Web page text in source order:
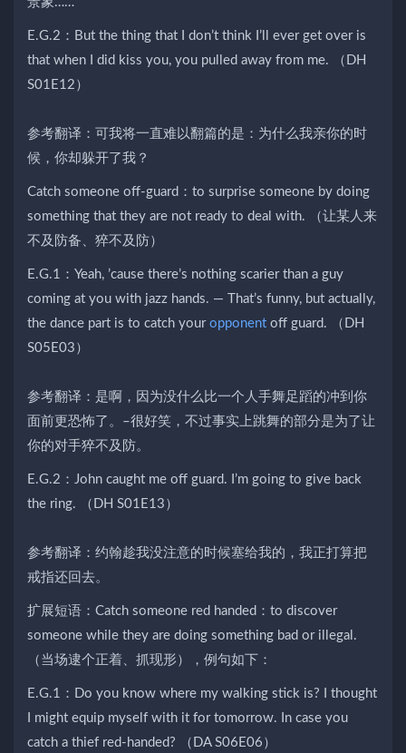
E.G.2：But the thing that I don’t think I’ll ever get over is
that when I did kiss you, you pulled away from me. （DH
S01E12）
参考翻译：可我将一直难以翻篇的是：为什么我亲你的时
候，你却躲开了我？
Catch someone off-guard：to surprise someone by doing
something that they are not ready to deal with. （让某人来
不及防备、猝不及防）
E.G.1：Yeah, ’cause there’s nothing scarier than a guy
coming at you with jazz hands. — That’s funny, but actually,
the dance part is to catch your opponent off guard. （DH
S05E03）
参考翻译：是啊，因为没什么比一个人手舞足蹈的冲到你
面前更恐怖了。–很好笑，不过事实上跳舞的部分是为了让
你的对手猝不及防。
E.G.2：John caught me off guard. I’m going to give back
the ring. （DH S01E13）
参考翻译：约翰趁我没注意的时候塞给我的，我正打算把
戒指还回去。
扩展短语：Catch someone red handed：to discover
someone while they are doing something bad or illegal.
（当场逮个正着、抓现形），例句如下：
E.G.1：Do you know where my walking stick is? I thought
I might equip myself with it for tomorrow. In case you
catch a thief red-handed? （DA S06E06）